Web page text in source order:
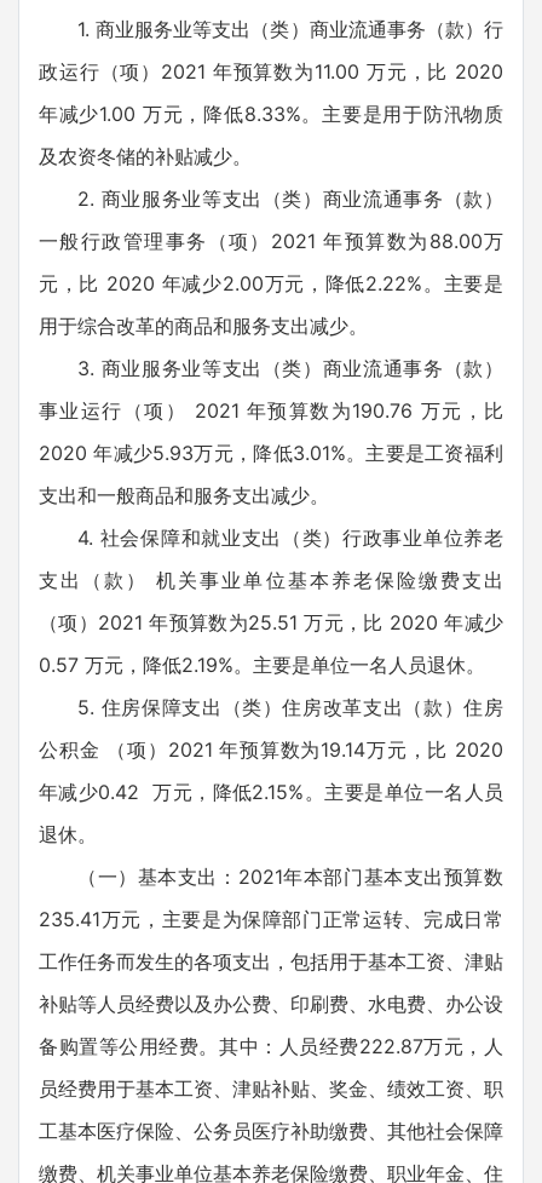
1. 商业服务业等支出（类）商业流通事务（款）行
政运行（项）2021 年预算数为11.00 万元，比 2020
年减少1.00 万元，降低8.33%。主要是用于防汛物质
及农资冬储的补贴减少。
2. 商业服务业等支出（类）商业流通事务（款）
一般行政管理事务（项）2021 年预算数为88.00万
元，比 2020 年减少2.00万元，降低2.22%。主要是
用于综合改革的商品和服务支出减少。
3. 商业服务业等支出（类）商业流通事务（款）
事业运行（项） 2021 年预算数为190.76 万元，比
2020 年减少5.93万元，降低3.01%。主要是工资福利
支出和一般商品和服务支出减少。
4. 社会保障和就业支出（类）行政事业单位养老
支出（款） 机关事业单位基本养老保险缴费支出
（项）2021 年预算数为25.51 万元，比 2020 年减少
0.57 万元，降低2.19%。主要是单位一名人员退休。
5. 住房保障支出（类）住房改革支出（款）住房
公积金 （项）2021 年预算数为19.14万元，比 2020
年减少0.42 万元，降低2.15%。主要是单位一名人员
退休。
（一）基本支出：2021年本部门基本支出预算数
235.41万元，主要是为保障部门正常运转、完成日常
工作任务而发生的各项支出，包括用于基本工资、津贴
补贴等人员经费以及办公费、印刷费、水电费、办公设
备购置等公用经费。其中：人员经费222.87万元，人
员经费用于基本工资、津贴补贴、奖金、绩效工资、职
工基本医疗保险、公务员医疗补助缴费、其他社会保障
缴费、机关事业单位基本养老保险缴费、职业年金、住